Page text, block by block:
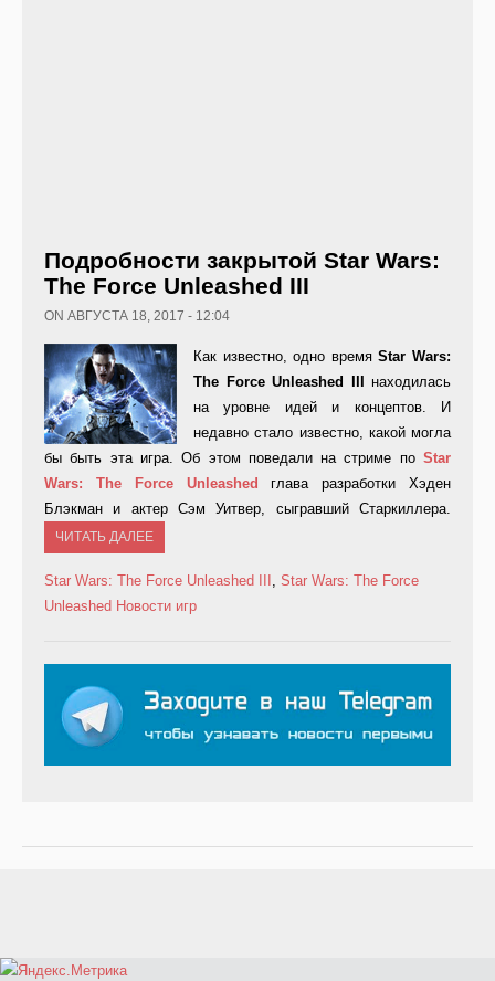
Подробности закрытой Star Wars:
The Force Unleashed III
ON АВГУСТА 18, 2017 - 12:04
Как известно, одно времяStarWars:
The Force Unleashed
находилась
на уровне идей и концептов. И
недавно стало известно, какой могла
бы быть эта игра. Об этом поведали на стриме по Star
Wars: The Force Unleashed глава разработки Хэден
Блэкман и актер Сэм Уитвер, сыгравший Старкиллера.
ЧИТАТЬ ДАЛЕЕ
Star Wars: The Force Unleashed III , Star Wars: The Force
Unleashed Новости игр